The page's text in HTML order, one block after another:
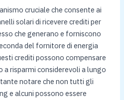
cruciale che consente ai
solari di ricevere crediti per
che generano e forniscono
del fornitore di energia
crediti possono compensare
risparmi considerevoli a lungo
notare che non tutti gli
e alcuni possono essere